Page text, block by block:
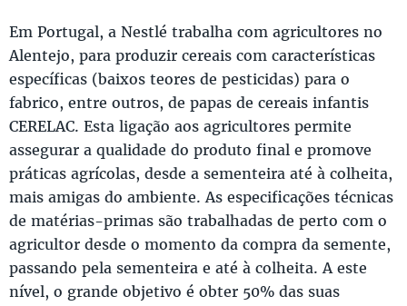
Em Portugal, a Nestlé trabalha com agricultores no
Alentejo, para produzir cereais com características
específicas (baixos teores de pesticidas) para o
fabrico, entre outros, de papas de cereais infantis
CERELAC. Esta ligação aos agricultores permite
assegurar a qualidade do produto final e promove
práticas agrícolas, desde a sementeira até à colheita,
mais amigas do ambiente. As especificações técnicas
de matérias-primas são trabalhadas de perto com o
agricultor desde o momento da compra da semente,
passando pela sementeira e até à colheita. A este
nível, o grande objetivo é obter 50% das suas